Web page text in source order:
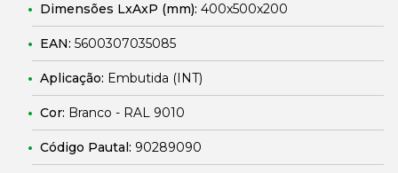
Dimensões LxAxP (mm): 400x500x200
EAN: 5600307035085
Aplicação: Embutida (INT)
Cor: Branco - RAL 9010
Código Pautal: 90289090